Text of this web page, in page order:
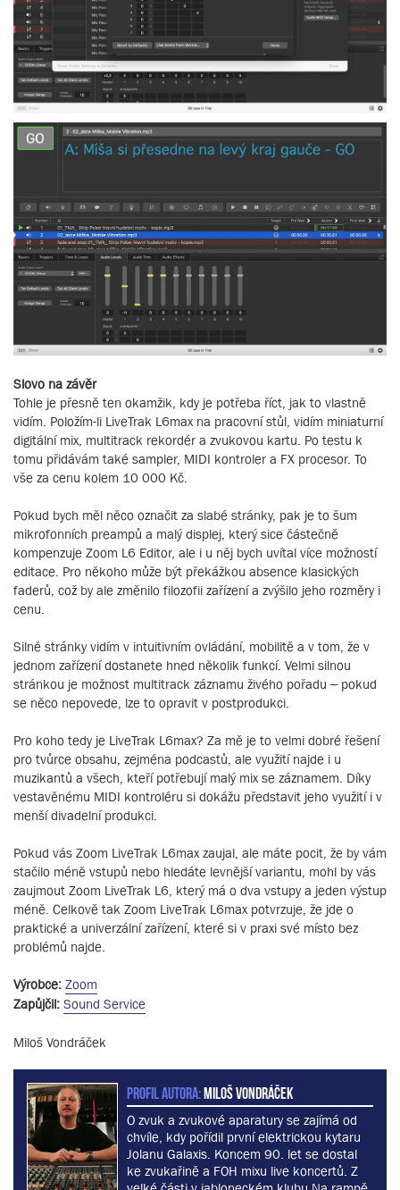
Slovo na závěr
Tohle je přesně ten okamžik, kdy je potřeba říct, jak to vlastně
vidím. Položím-li LiveTrak L6max na pracovní stůl, vidím miniaturní
digitální mix, multitrack rekordér a zvukovou kartu. Po testu k
tomu přidávám také sampler, MIDI kontroler a FX procesor. To
vše za cenu kolem 10 000 Kč.
Pokud bych měl něco označit za slabé stránky, pak je to šum
mikrofonních preampů a malý displej, který sice částečně
kompenzuje Zoom L6 Editor, ale i u něj bych uvítal více možností
editace. Pro někoho může být překážkou absence klasických
faderů, což by ale změnilo filozofii zařízení a zvýšilo jeho rozměry i
cenu.
Silné stránky vidím v intuitivním ovládání, mobilitě a v tom, že v
jednom zařízení dostanete hned několik funkcí. Velmi silnou
stránkou je možnost multitrack záznamu živého pořadu – pokud
se něco nepovede, lze to opravit v postprodukci.
Pro koho tedy je LiveTrak L6max? Za mě je to velmi dobré řešení
pro tvůrce obsahu, zejména podcastů, ale využití najde i u
muzikantů a všech, kteří potřebují malý mix se záznamem. Díky
vestavěnému MIDI kontroléru si dokážu představit jeho využití i v
menší divadelní produkci.
Pokud vás Zoom LiveTrak L6max zaujal, ale máte pocit, že by vám
stačilo méně vstupů nebo hledáte levnější variantu, mohl by vás
zaujmout Zoom LiveTrak L6, který má o dva vstupy a jeden výstup
méně. Celkově tak Zoom LiveTrak L6max potvrzuje, že jde o
praktické a univerzální zařízení, které si v praxi své místo bez
problémů najde.
Výrobce: Zoom
Zapůjčil: Sound Service
Miloš Vondráček
PROFIL AUTORA:Miloš Vondráček
O zvuk a zvukové aparatury se zajímá od
chvíle, kdy pořídil první elektrickou kytaru
Jolanu Galaxis. Koncem 90. let se dostal
ke zvukařině a FOH mixu live koncertů. Z